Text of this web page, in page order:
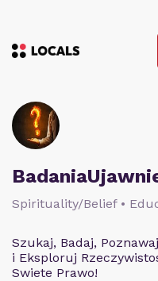
Spirituality/Belief •
Szukaj, Badaj,
i Eksploruj
Swiete Prawo!